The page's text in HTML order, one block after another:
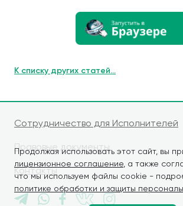
Продолжая использовать этот сайт, вы
лицензионное соглашение , а также
что мы используем файлы cookie -
политике обработки и защиты
К списку других статей...
Сотрудничество для Исполнителей
Правовые документы
Контакты